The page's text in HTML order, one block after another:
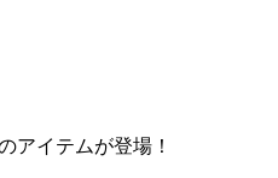
アイテムが登場！